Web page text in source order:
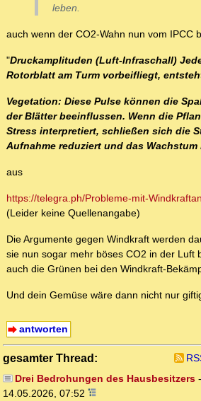
leben.
auch wenn der CO2-Wahn nun vom IPCC
"Druckamplituden (Luft-Infraschall)
Rotorblatt am Turm vorbeifliegt,
Vegetation: Diese Pulse können die
der Blätter beeinflussen. Wenn die
Stress interpretiert, schließen sich die
Aufnahme reduziert und das Wachstum
aus
https://telegra.ph/Probleme-mit-
(Leider keine Quellenangabe)
Die Argumente gegen Windkraft werden
sie nun sogar mehr böses CO2 in der Luft
auch die Grünen bei den Windkraft-
Und dein Gemüse wäre dann nicht nur
antworten
gesamter Thread:
Drei Bedrohungen des Hausbesitzers-
14.05.2026, 07:52